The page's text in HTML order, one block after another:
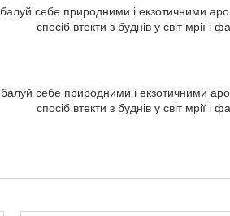
себе природними і екзотичними
спосіб втекти з буднів у світ мрії і
себе природними і екзотичними
спосіб втекти з буднів у світ мрії і